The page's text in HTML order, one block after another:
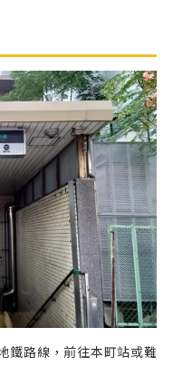
鐵路線，前往本町站或難